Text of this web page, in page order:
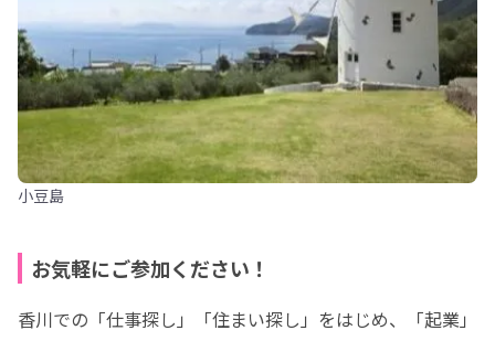
小豆島
お気軽にご参加ください！
香川での「仕事探し」「住まい探し」をはじめ、「起業」